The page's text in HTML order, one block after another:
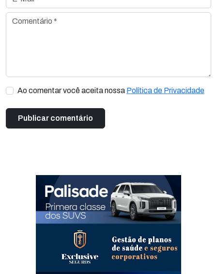
Comentário *
Ao comentar você aceita nossa Política de Privacidade